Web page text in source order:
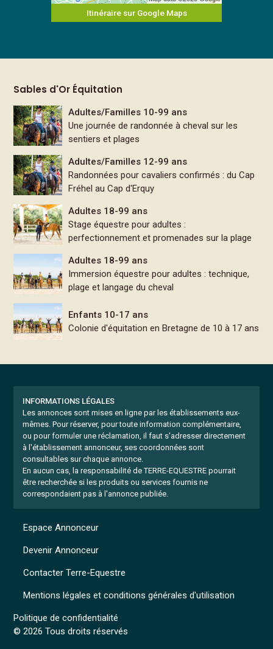
Itinéraire sur Google Maps
Sables d'Or Équitation
Adultes/Familles 10-99 ans
Une journée de randonnée à cheval sur les
sentiers et plages
Adultes/Familles 12-99 ans
Randonnées pour cavaliers confirmés : du Cap
Fréhel au Cap d'Erquy
Adultes 18-99 ans
Stage équestre pour adultes :
perfectionnement et promenades sur la plage
Adultes 18-99 ans
Immersion équestre pour adultes : technique,
plage et langage du cheval
Enfants 10-17 ans
Colonie d'équitation en Bretagne de 10 à 17 ans
INFORMATIONS LÉGALES
Les annonces sont mises en ligne par les établissements eux-
mêmes. Pour réserver, pour toute information complémentaire,
ou pour formuler une réclamation, il faut s'adresser directement
à l'établissement annonceur, ses coordonnées sont
consultables sur chaque annonce.
En aucun cas, la responsabilité de TERRE-EQUESTRE pourrait
être recherchée si les produits ou services fournis ne
correspondaient pas à l'annonce publiée.
Mentions légales et conditions générales d'utilisation
Politique de confidentialité
© 2026 Tous droits réservés
Espace Annonceur
Devenir Annonceur
Contacter Terre-Equestre